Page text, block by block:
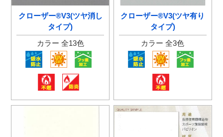
クローザー®V3(ツヤ消し
タイプ)
カラー 全13色
クローザー®V3(ツヤ有り
タイプ)
カラー 全3色